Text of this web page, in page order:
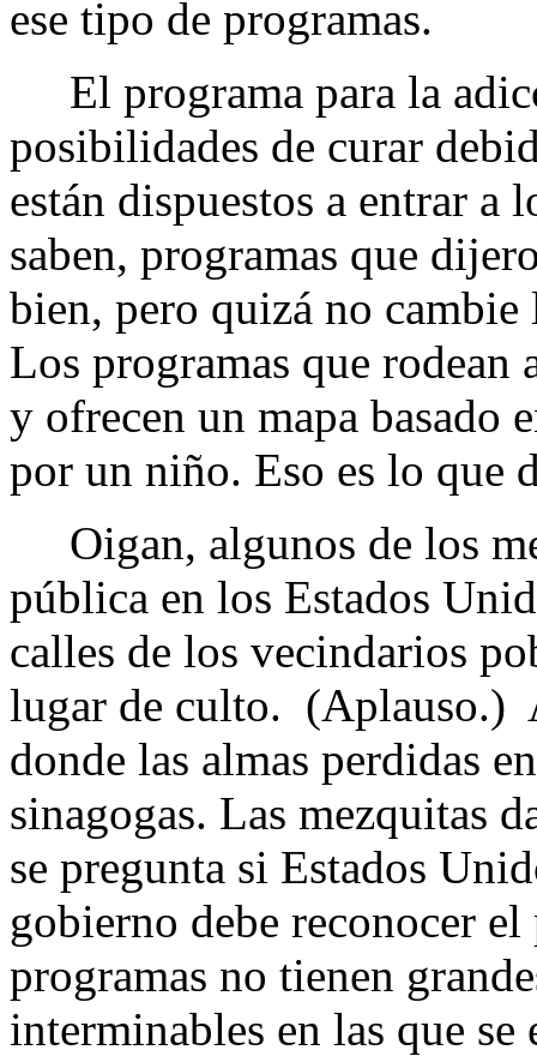
ese tipo de programas.
El programa para la
posibilidades de curar
están dispuestos a entrar
saben, programas que
bien, pero quizá no
Los programas que
y ofrecen un mapa basado
por un niño. Eso es lo que
Oigan, algunos de los
pública en los Estados
calles de los vecindarios
lugar de culto. (Aplauso.)
donde las almas perdidas
sinagogas. Las mezquitas
se pregunta si Estados
gobierno debe reconocer
programas no tienen
interminables en las que